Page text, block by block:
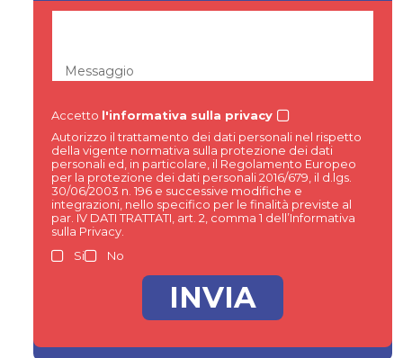
Messaggio
Accetto l'informativa sulla privacy
Autorizzo il trattamento dei dati personali nel rispetto
della vigente normativa sulla protezione dei dati
personali ed, in particolare, il Regolamento Europeo
per la protezione dei dati personali 2016/679, il d.lgs.
30/06/2003 n. 196 e successive modifiche e
integrazioni, nello specifico per le finalità previste al
par. IV DATI TRATTATI, art. 2, comma 1 dell’Informativa
sulla Privacy.
Si
No